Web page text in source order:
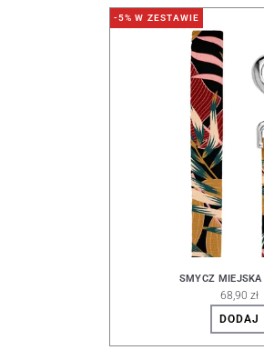
-5% W ZESTAWIE
SMYCZ MIEJSKA
68,90 zł
DODAJ